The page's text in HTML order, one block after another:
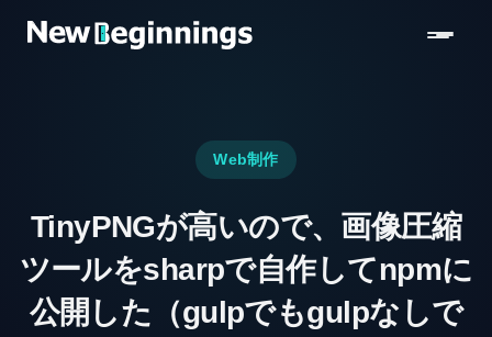
Web制作
TinyPNGが高いので、画像圧縮
ツールをsharpで自作してnpmに
公開した（gulpでもgulpなしで